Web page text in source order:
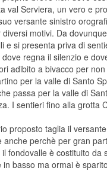
val Serviera, un vero e
versante sinistro
motivi. Da
e si presenta priva di
regna il silenzio e
adibito a bivacco per
per la valle di Santo
passa per la valle di
I sentieri fino alla
proposto taglia il
perchè per gran
è costituito
basso ma ormai è